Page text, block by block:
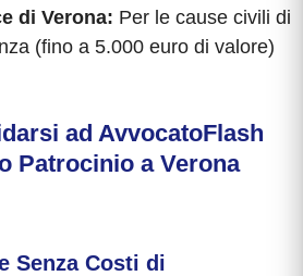
di Verona: Per le cause civili di
(fino a 5.000 euro di valore)
ad AvvocatoFlash
Patrocinio a Verona
Senza Costi di